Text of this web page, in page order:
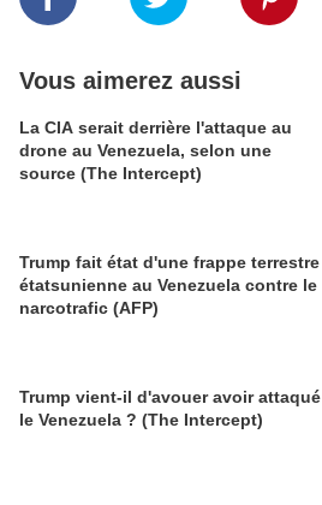
Vous aimerez aussi
La CIA serait derrière l'attaque au
drone au Venezuela, selon une
source (The Intercept)
Trump fait état d'une frappe terrestre
étatsunienne au Venezuela contre le
narcotrafic (AFP)
Trump vient-il d'avouer avoir attaqué
le Venezuela ? (The Intercept)